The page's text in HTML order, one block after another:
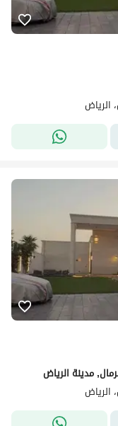
الرياض
مدينة الرياض
الرياض